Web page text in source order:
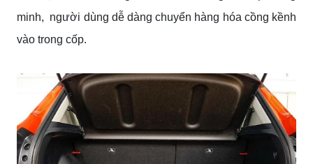
minh, người dùng dễ dàng chuyển hàng hóa cồng kềnh
vào trong cốp.